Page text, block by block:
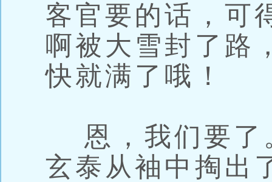
客官要的话，可
啊被大雪封了路
快就满了哦！
恩，我们要了
玄泰从袖中掏出